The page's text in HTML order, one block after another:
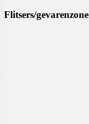
Flitsers/gevarenzone